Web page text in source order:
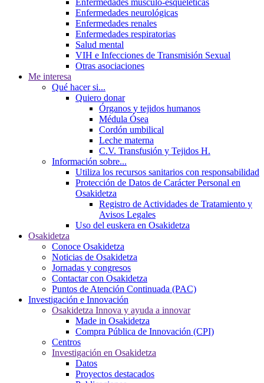
Enfermedades neurológicas
Enfermedades renales
Enfermedades respiratorias
Salud mental
VIH e Infecciones de Transmisión Sexual
Otras asociaciones
Me interesa
Qué hacer si...
Quiero donar
Órganos y tejidos humanos
Médula Ósea
Cordón umbilical
Leche materna
C.V. Transfusión y Tejidos H.
Información sobre...
Utiliza los recursos sanitarios con responsabilidad
Protección de Datos de Carácter Personal en
Osakidetza
Registro de Actividades de Tratamiento y
Avisos Legales
Uso del euskera en Osakidetza
Osakidetza
Conoce Osakidetza
Noticias de Osakidetza
Jornadas y congresos
Contactar con Osakidetza
Puntos de Atención Continuada (PAC)
Investigación e Innovación
Osakidetza Innova y ayuda a innovar
Made in Osakidetza
Compra Pública de Innovación (CPI)
Centros
Investigación en Osakidetza
Datos
Proyectos destacados